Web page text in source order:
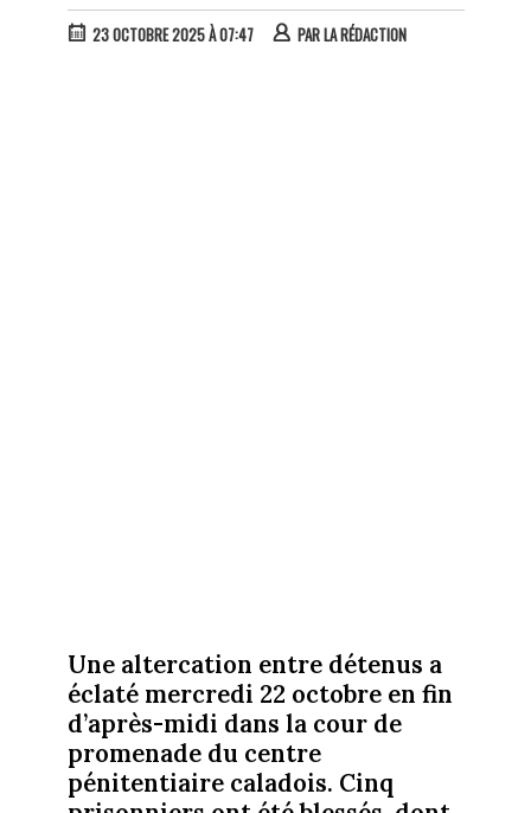
23 OCTOBRE 2025 À 07:47 PARLA RÉDACTION
Une altercation entre détenus a
éclaté mercredi 22 octobre en fin
d’après-midi dans la cour de
promenade du centre
pénitentiaire caladois. Cinq